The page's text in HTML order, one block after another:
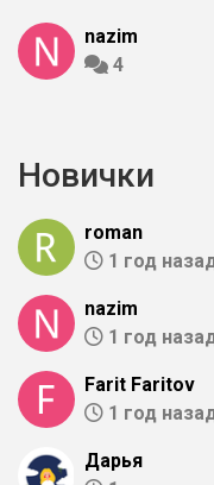
nazim
4
Новички
roman
1 год
nazim
1 год
Farit Faritov
1 год
Дарья